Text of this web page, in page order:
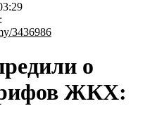
3436986
о
ЖКХ: